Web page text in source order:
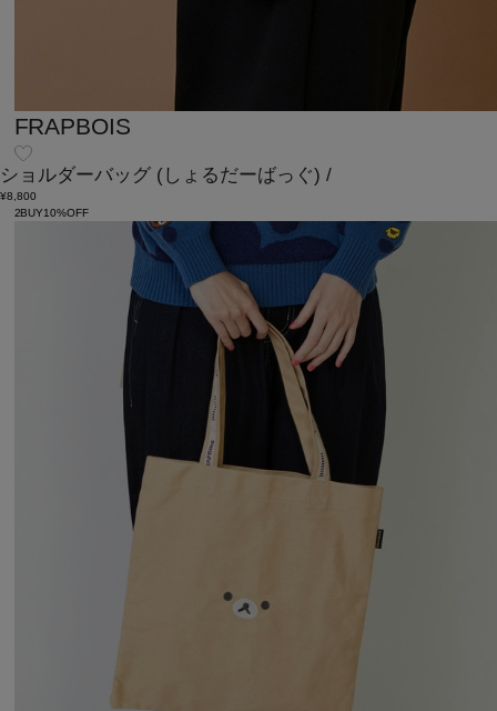
FRAPBOIS
ショルダーバッグ (しょるだーばっぐ) /
¥8,800
2BUY10%OFF